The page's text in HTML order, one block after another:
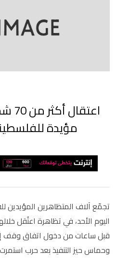
مؤيدة
تجمّع آلاف المتظاهرين المؤيدين
قبل ساعات من دخول اتفاق وقف
وحماس حيز التنفيذ بعد حرب استمرت 15 شهرًا.